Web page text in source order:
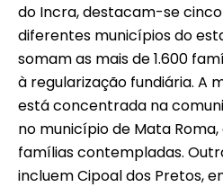
do Incra, destacam-se
diferentes municípios do
somam as mais de 1.600
à regularização fundiária. A
está concentrada na
no município de Mata Roma,
famílias contempladas.
incluem Cipoal dos Pretos,